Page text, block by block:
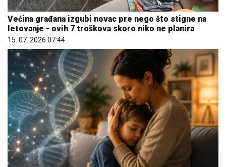
Većina građana izgubi novac pre nego što stigne na
letovanje - ovih 7 troškova skoro niko ne planira
15. 07. 2026 07:44